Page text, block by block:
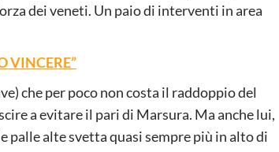
dei veneti. Un paio di interventi in area
VINCERE”
che per poco non costa il raddoppio del
a evitare il pari di Marsura. Ma anche lui,
palle alte svetta quasi sempre più in alto di